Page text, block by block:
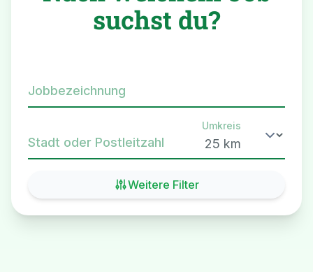
suchst du?
Jobbezeichnung
Stadt oder Postleitzahl
Umkreis
Weitere Filter